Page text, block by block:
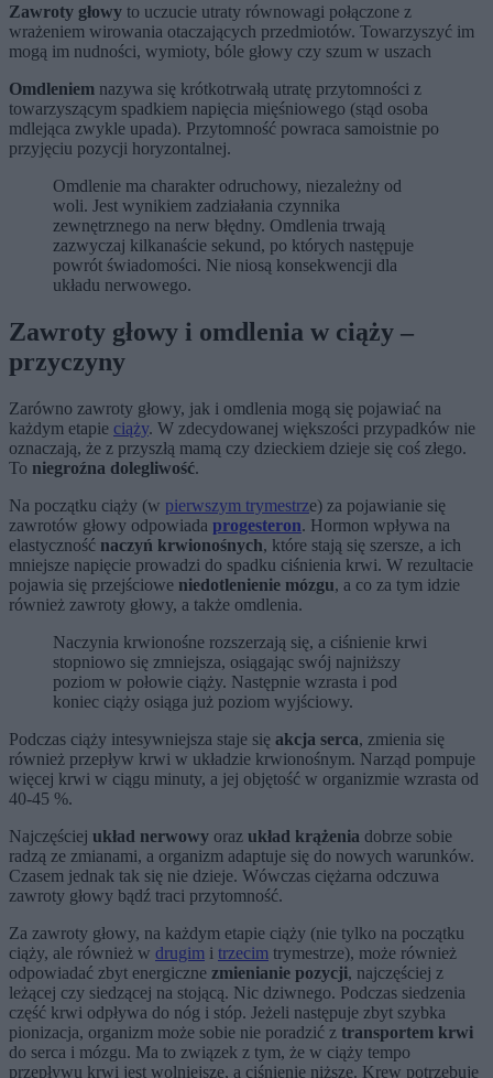
Zawroty głowy to uczucie utraty równowagi połączone z
wrażeniem wirowania otaczających przedmiotów. Towarzyszyć im
mogą im nudności, wymioty, bóle głowy czy szum w uszach
Omdleniem nazywa się krótkotrwałą utratę przytomności z
towarzyszącym spadkiem napięcia mięśniowego (stąd osoba
mdlejąca zwykle upada). Przytomność powraca samoistnie po
przyjęciu pozycji horyzontalnej.
Omdlenie ma charakter odruchowy, niezależny od
woli. Jest wynikiem zadziałania czynnika
zewnętrznego na nerw błędny. Omdlenia trwają
zazwyczaj kilkanaście sekund, po których następuje
powrót świadomości. Nie niosą konsekwencji dla
układu nerwowego.
Zawroty głowy i omdlenia w ciąży –
przyczyny
Zarówno zawroty głowy, jak i omdlenia mogą się pojawiać na
każdym etapie ciąży. W zdecydowanej większości przypadków nie
oznaczają, że z przyszłą mamą czy dzieckiem dzieje się coś złego.
To niegroźna dolegliwość.
Na początku ciąży (w pierwszym trymestrze) za pojawianie się
zawrotów głowy odpowiada progesteron. Hormon wpływa na
elastyczność naczyń krwionośnych, które stają się szersze, a ich
mniejsze napięcie prowadzi do spadku ciśnienia krwi. W rezultacie
pojawia się przejściowe niedotlenienie mózgu, a co za tym idzie
również zawroty głowy, a także omdlenia.
Naczynia krwionośne rozszerzają się, a ciśnienie krwi
stopniowo się zmniejsza, osiągając swój najniższy
poziom w połowie ciąży. Następnie wzrasta i pod
koniec ciąży osiąga już poziom wyjściowy.
Podczas ciąży intesywniejsza staje się akcja serca, zmienia się
również przepływ krwi w układzie krwionośnym. Narząd pompuje
więcej krwi w ciągu minuty, a jej objętość w organizmie wzrasta od
40-45 %.
Najczęściej układ nerwowy oraz układ krążenia dobrze sobie
radzą ze zmianami, a organizm adaptuje się do nowych warunków.
Czasem jednak tak się nie dzieje. Wówczas ciężarna odczuwa
zawroty głowy bądź traci przytomność.
Za zawroty głowy, na każdym etapie ciąży (nie tylko na początku
ciąży, ale również w drugim i trzecim trymestrze), może również
odpowiadać zbyt energiczne zmienianie pozycji, najczęściej z
leżącej czy siedzącej na stojącą. Nic dziwnego. Podczas siedzenia
część krwi odpływa do nóg i stóp. Jeżeli następuje zbyt szybka
pionizacja, organizm może sobie nie poradzić z transportem krwi
do serca i mózgu. Ma to związek z tym, że w ciąży tempo
przepływu krwi jest wolniejsze, a ciśnienie niższe. Krew potrzebuje